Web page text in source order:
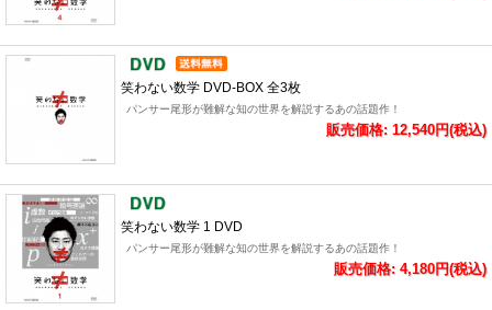
笑わない数学 DVD-BOX 全3枚
パンサー尾形が難解な知の世界を解説するあの話題作！
販売価格: 12,540円(税込)
笑わない数学 1 DVD
パンサー尾形が難解な知の世界を解説するあの話題作！
販売価格: 4,180円(税込)